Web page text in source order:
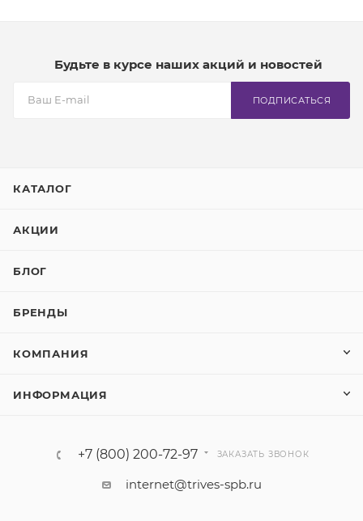
Будьте в курсе наших акций и новостей
ПОДПИСАТЬСЯ
КАТАЛОГ
АКЦИИ
БЛОГ
БРЕНДЫ
КОМПАНИЯ
ИНФОРМАЦИЯ
+7 (800) 200-72-97 ЗАКАЗАТЬ ЗВОНОК
internet@trives-spb.ru